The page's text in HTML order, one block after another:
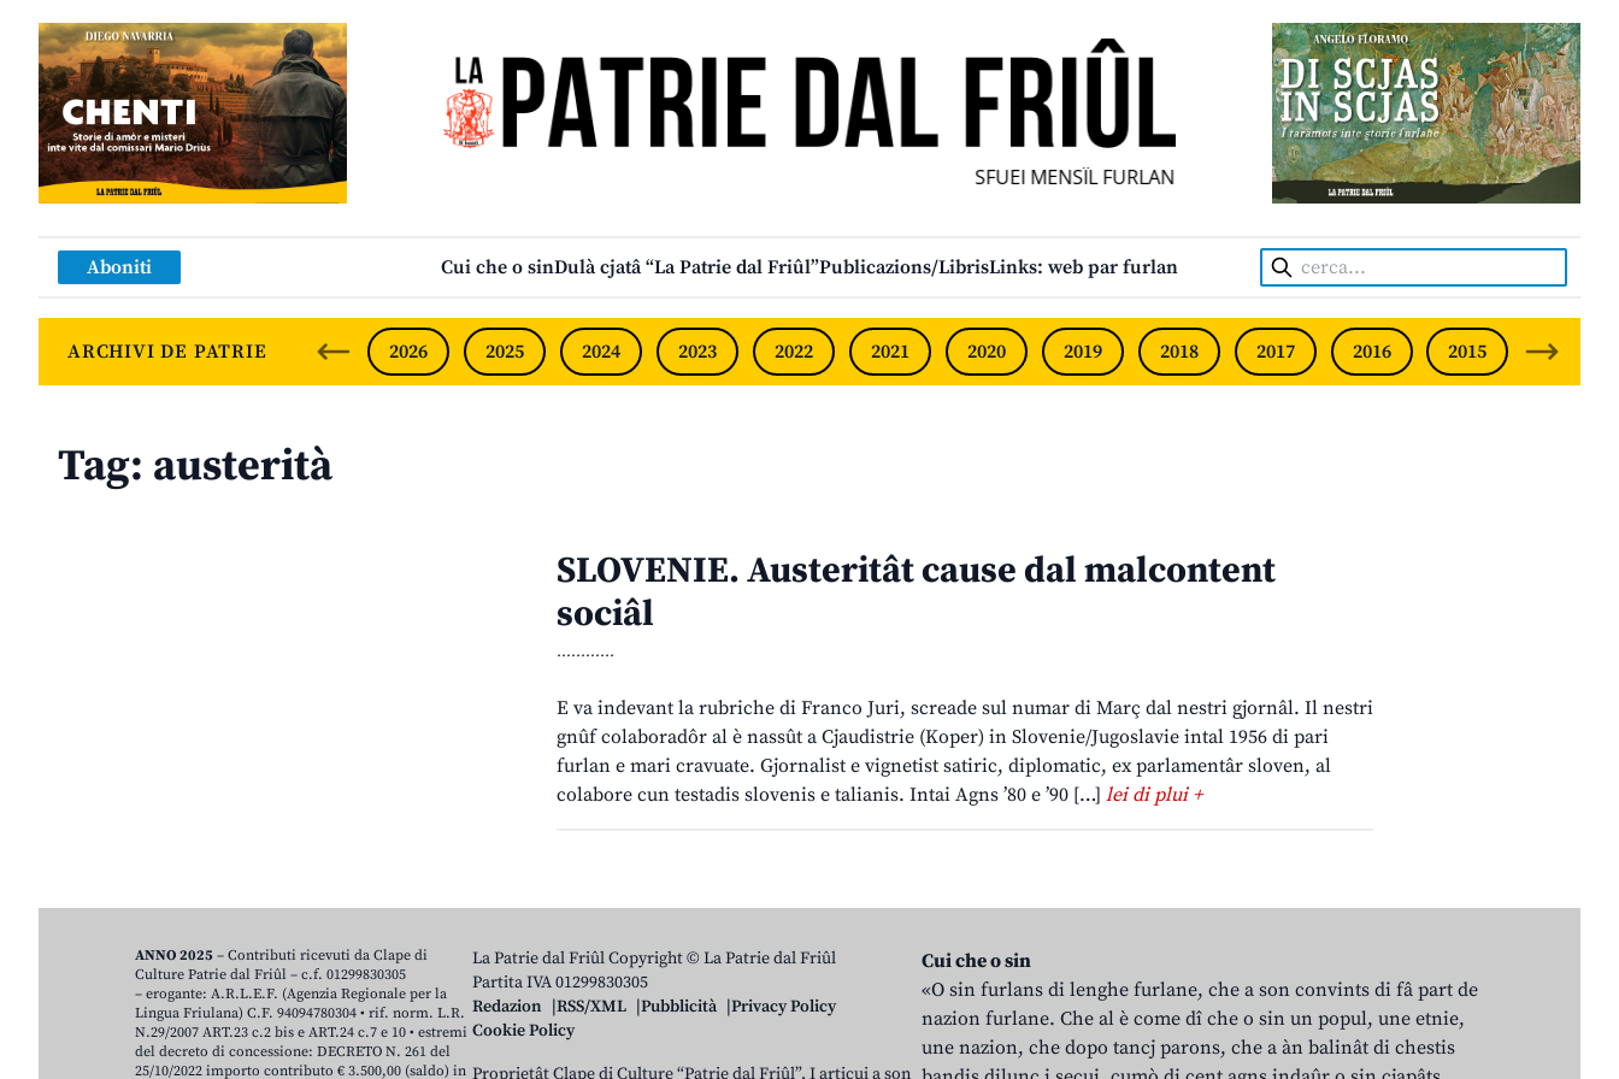
SFUEI MENSÎL FURLAN INDIPENDENT • INDEPENDENT FRIULIAN
Aboniti Cui che o sinDulà cjatâ “La Patrie dal Friûl”Publicazions/LibrisLinks: web par furlan Cerca:
ARCHIVI DE PATRIE 2026 2025 2024 2023 2022 2021 2020 2019 2018 2017 2016 2015 2014
Tag: austerità
SLOVENIE. Austeritât cause dal malcontent
sociâl
............
E va indevant la rubriche di Franco Juri, screade sul numar di Març dal nestri gjornâl. Il nestri
gnûf colaboradôr al è nassût a Cjaudistrie (Koper) in Slovenie/Jugoslavie intal 1956 di pari
furlan e mari cravuate. Gjornalist e vignetist satiric, diplomatic, ex parlamentâr sloven, al
colabore cun testadis slovenis e talianis. Intai Agns ’80 e ’90 […] lei di plui +
La Patrie dal Friûl Copyright © La Patrie dal Friûl
Partita IVA 01299830305
Redazion
RSS/XML Pubblicità
Privacy Policy
Cookie Policy
Proprietât Clape di Culture “Patrie dal Friûl”. I articui a son
Cui che o sin
«O sin furlans di lenghe furlane, che a son convints di fâ part de
nazion furlane. Che al è come dî che o sin un popul, une etnie,
une nazion, che dopo tancj parons, che a àn balinât di chestis
ANNO 2025 – Contributi ricevuti da Clape di
Culture Patrie dal Friûl – c.f. 01299830305
– erogante: A.R.L.E.F. (Agenzia Regionale per la
Lingua Friulana) C.F. 94094780304 • rif. norm. L.R.
N.29/2007 ART.23 c.2 bis e ART.24 c.7 e 10 • estremi
del decreto di concessione: DECRETO N. 261 del
25/10/2022 importo contributo € 3.500,00 (saldo) in